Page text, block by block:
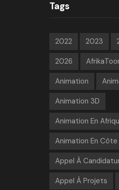
Tags
2022 2023
2026
Animation
Animation 3D
Animation En
Animation En Côte
Appel À
Appel À Projets